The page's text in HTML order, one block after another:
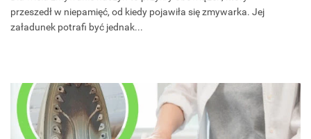
przeszedł w niepamięć, od kiedy pojawiła się zmywarka. Jej
załadunek potrafi być jednak...